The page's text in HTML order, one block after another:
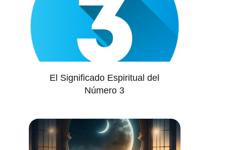
El Significado Espiritual del
Número 3